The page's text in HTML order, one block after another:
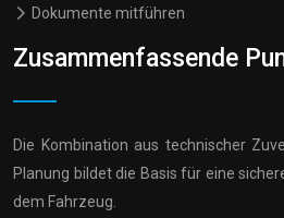
Dokumente mitführen
Zusammenfassende
Die Kombination aus technischer
Planung bildet die Basis für eine
dem Fahrzeug.